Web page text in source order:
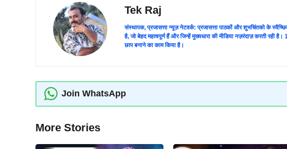
Tek Raj
संस्थापक, प्रजासत्ता न्यूज़ नेटवर्क: प्रजासत्ता पाठकों और शुभचिंतको के
है, जो बेहद महत्वपूर्ण हैं और जिन्हें मुख्यधारा की मीडिया नज़रंदाज़ करती रही
छाप बनाने का काम किया है।
Join WhatsApp
More Stories